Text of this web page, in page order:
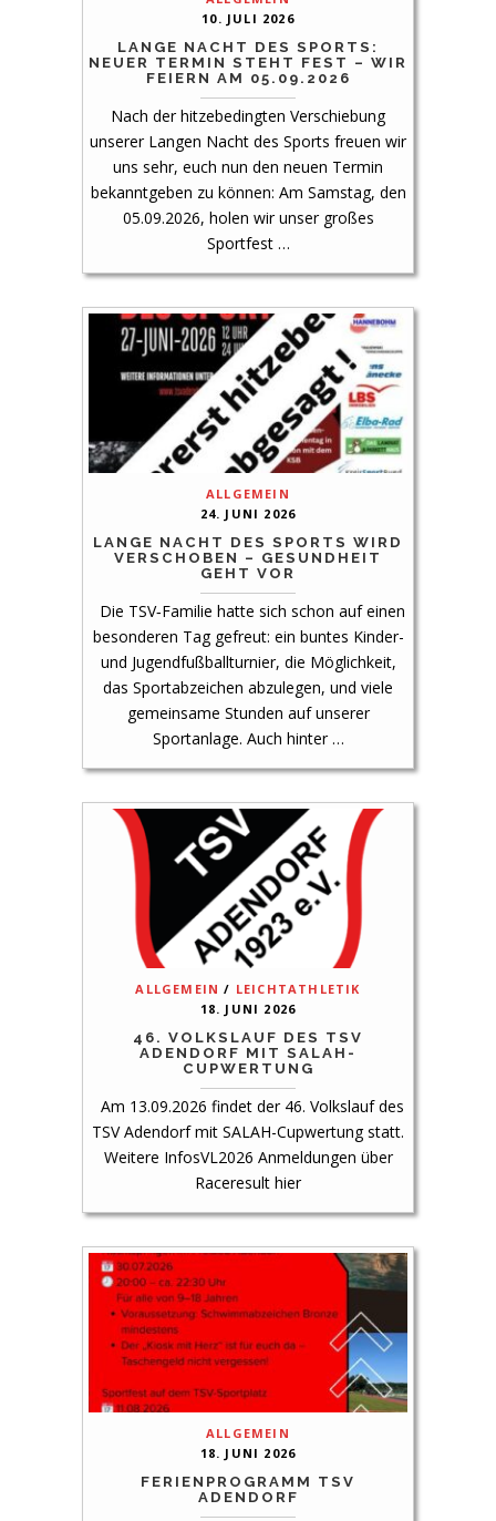
10. JULI 2026
LANGE NACHT DES SPORTS:
NEUER TERMIN STEHT FEST – WIR
FEIERN AM 05.09.2026
Nach der hitzebedingten Verschiebung
unserer Langen Nacht des Sports freuen wir
uns sehr, euch nun den neuen Termin
bekanntgeben zu können: Am Samstag, den
05.09.2026, holen wir unser großes
Sportfest …
ALLGEMEIN
24. JUNI 2026
LANGE NACHT DES SPORTS WIRD
VERSCHOBEN – GESUNDHEIT
GEHT VOR
Die TSV‑Familie hatte sich schon auf einen
besonderen Tag gefreut: ein buntes Kinder-
und Jugendfußballturnier, die Möglichkeit,
das Sportabzeichen abzulegen, und viele
gemeinsame Stunden auf unserer
Sportanlage. Auch hinter …
ALLGEMEIN / LEICHTATHLETIK
18. JUNI 2026
46. VOLKSLAUF DES TSV
ADENDORF MIT SALAH-
CUPWERTUNG
Am 13.09.2026 findet der 46. Volkslauf des
TSV Adendorf mit SALAH-Cupwertung statt.
Weitere InfosVL2026 Anmeldungen über
Raceresult hier
ALLGEMEIN
18. JUNI 2026
FERIENPROGRAMM TSV
ADENDORF